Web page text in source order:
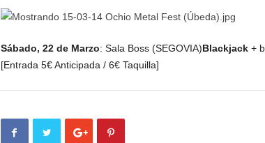
Sábado, 22 de Marzo: Sala Boss (SEGOVIA)Blackjack+
[Entrada 5€ Anticipada / 6€ Taquilla]